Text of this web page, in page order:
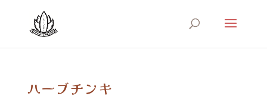
ハーブチンキ